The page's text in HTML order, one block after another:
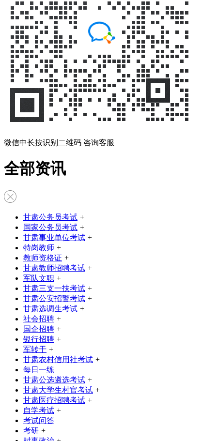
微信中长按识别二维码 咨询客服
全部资讯
甘肃公务员考试 +
国家公务员考试 +
甘肃事业单位考试 +
特岗教师 +
教师资格证 +
甘肃教师招聘考试 +
军队文职 +
甘肃三支一扶考试 +
甘肃公安招警考试 +
甘肃选调生考试 +
社会招聘 +
国企招聘 +
银行招聘 +
军转干 +
甘肃农村信用社考试 +
每日一练
甘肃公选遴选考试 +
甘肃大学生村官考试 +
甘肃医疗招聘考试 +
自学考试 +
考试问答
考研 +